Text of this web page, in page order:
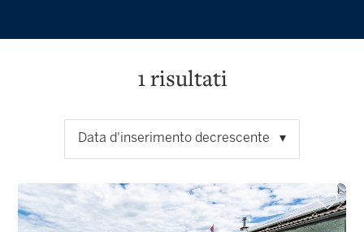
1 risultati
Data d'inserimento decrescente